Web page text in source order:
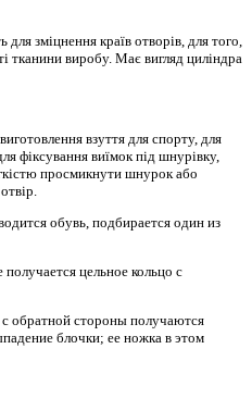
зміцнення країв отворів, для того,
тканини виробу. Має вигляд циліндра
взуття для спорту, для
фіксування виїмок під шнурівку,
просмикнути шнурок або
обувь, подбирается один из
цельное кольцо с
с обратной стороны получаются
блочки; ее ножка в этом